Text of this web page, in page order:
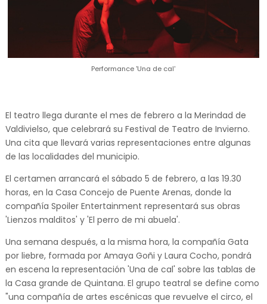
Performance 'Una de cal'
El teatro llega durante el mes de febrero a la Merindad de
Valdivielso, que celebrará su Festival de Teatro de Invierno.
Una cita que llevará varias representaciones entre algunas
de las localidades del municipio.
El certamen arrancará el sábado 5 de febrero, a las 19.30
horas, en la Casa Concejo de Puente Arenas, donde la
compañía Spoiler Entertainment representará sus obras
'Lienzos malditos' y 'El perro de mi abuela'.
Una semana después, a la misma hora, la compañía Gata
por liebre, formada por Amaya Goñi y Laura Cocho, pondrá
en escena la representación 'Una de cal' sobre las tablas de
la Casa grande de Quintana. El grupo teatral se define como
"una compañía de artes escénicas que revuelve el circo, el